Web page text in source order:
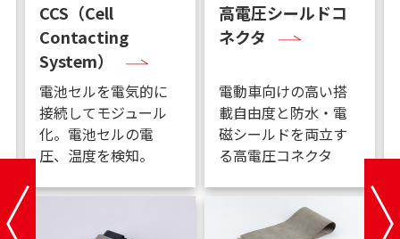
CCS（Cell
Contacting
System）
電池セルを電気的に
接続してモジュール
化。電池セルの電
圧、温度を検知。
高電圧シールドコ
ネクタ
電動車向けの高い搭
載自由度と防水・電
磁シールドを両立す
る高電圧コネクタ